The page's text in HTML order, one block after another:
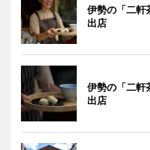
伊勢の「二軒
出店
伊勢の「二軒
出店